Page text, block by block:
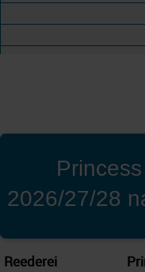
2026/27/28
Reederei